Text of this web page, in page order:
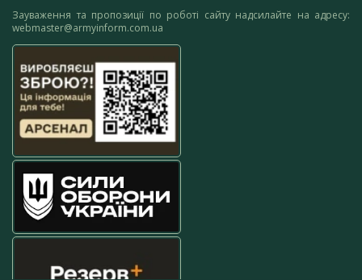
Зауваження та пропозиції по роботі сайту надсилайте на адресу:
webmaster@armyinform.com.ua